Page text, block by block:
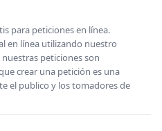
para peticiones en línea.
en línea utilizando nuestro
peticiones son
crear una petición es una
el publico y los tomadores de